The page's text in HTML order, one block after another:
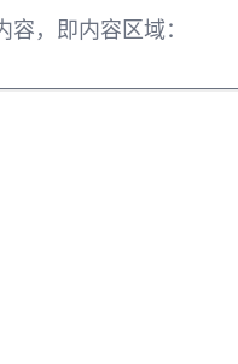
，即内容区域：